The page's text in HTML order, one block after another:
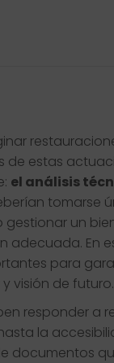
de estas
el análisis
tomarse
un
adecuada. En
para
visión de futuro.
responder a
la
documentos